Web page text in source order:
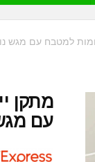
עם מגש